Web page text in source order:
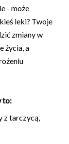
- może
leki? Twoje
zmiany w
życia, a
to:
z tarczycą,